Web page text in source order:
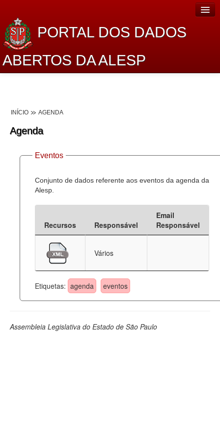
PORTAL DOS DADOS
ABERTOS DA ALESP
Lei de Acesso à Informação
Dados Governamentais Abertos
Planejamento
Catálogo de dados
Deputados Estaduais
Administração
Legislação
INÍCIO AGENDA
Agenda
Eventos
Conjunto de dados referente aos eventos da agenda da
Alesp.
Recursos Responsável
Email
Responsável
Vários
Etiquetas: agenda eventos
Assembleia Legislativa do Estado de São Paulo